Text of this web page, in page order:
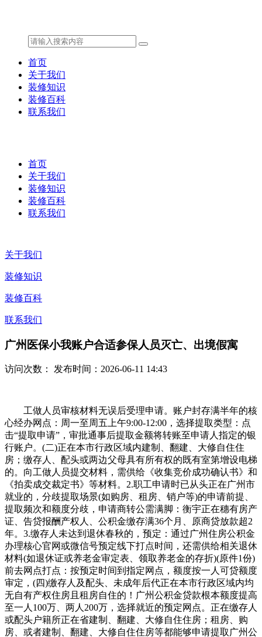
首页
关于我们
装修知识
装修百科
联系我们
首页
关于我们
装修知识
装修百科
联系我们
关于我们
装修知识
装修百科
联系我们
广州医保小我账户合适参保人员灭亡、出境假寓
访问次数： 发布时间：2026-06-11 14:43
工做人员审核材料无误后受理申请。账户封存满半年的核
心经办网点：周一至周五上午9:00-12:00，选择提取类型：点
击“提取申请”，审批通事后提取金额将转账至申请人指定的银
行账户。(二)正在本市行政区域内建制、翻建、大修自住住
房；缴存人、配头或两边父母具有所有权的既有室第增设电梯
的。向工做人员提交材料，需供给《收集竞价成功确认书》和
《拍卖成交裁定书》等材料。2.职工申请时已从头正在广州市
就业的，分歧提取场景(如购房、租房、销户等)的申请前提、
提取频次和额度分歧，申请商转公需满脚：衡宇正在穗有房产
证、告贷报酬产权人、公积金缴存满36个月、原商贷放款超2
年。3.缴存人未达到退休春秋的，预定：通过广州住房公积金
办理核心官网或微信号预定线下打点时间，还需供给相关退休
材料(如退休证或养老金审定表、领取养老金的存折)(原件1份)
前去网点打点：按预定时间到指定网点，额度按一人可贷额度
审定，(四)缴存人及配头、未成年后代正在本市行政区域内均
无自有产权住房且租房自住的！广州公积金贷款根本额度提高
至一人100万、两人200万，选择就近的预定网点。正在缴存人
或配头户籍所正在省建制、翻建、大修自住住房；租房、购
房、或者建制、翻建、大修自住住房等都能够申请提取广州公